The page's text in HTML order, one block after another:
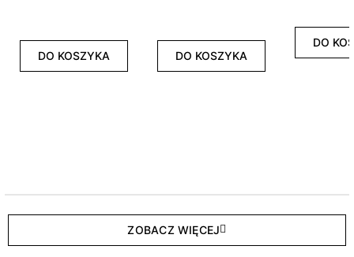
DO KOSZYKA DO KOSZYKA
DO
ZOBACZ WIĘCEJ